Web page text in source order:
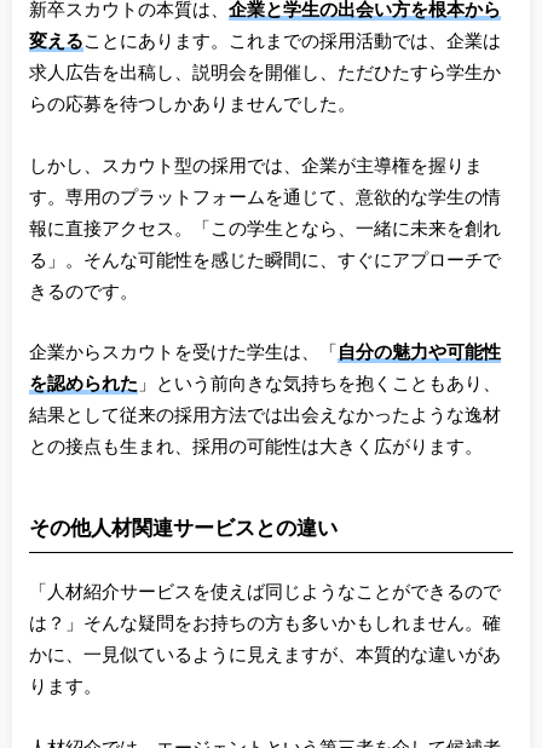
新卒スカウトの本質は、 企業と学生の出会い方を根本から
変えることにあります。これまでの採用活動では、企業は
求人広告を出稿し、説明会を開催し、ただひたすら学生か
らの応募を待つしかありませんでした。
しかし、スカウト型の採用では、企業が主導権を握りま
す。専用のプラットフォームを通じて、意欲的な学生の情
報に直接アクセス。「この学生となら、一緒に未来を創れ
る」。そんな可能性を感じた瞬間に、すぐにアプローチで
きるのです。
企業からスカウトを受けた学生は、「 自分の魅力や可能性
を認められた」という前向きな気持ちを抱くこともあり、
結果として従来の採用方法では出会えなかったような逸材
との接点も生まれ、採用の可能性は大きく広がります。
その他人材関連サービスとの違い
「人材紹介サービスを使えば同じようなことができるので
は？」そんな疑問をお持ちの方も多いかもしれません。確
かに、一見似ているように見えますが、本質的な違いがあ
ります。